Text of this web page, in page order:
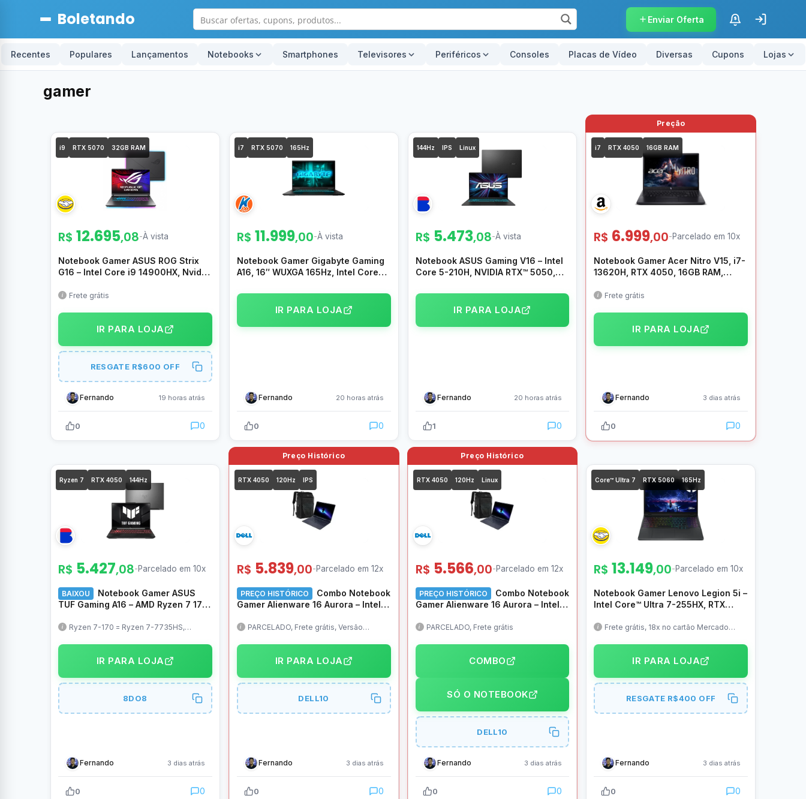
Boletando Enviar Oferta $
Recentes Populares Lançamentos Notebooks Smartphones Televisores Periféricos Consoles Placas de Vídeo Diversas Cupons Lojas
gamer
i9 RTX 5070 32GB RAM
R$ 12.695,08-À vista
Notebook Gamer ASUS ROG Strix
G16 – Intel Core i9 14900HX, Nvidia
SSD, WINDOWS 11 Home, Tela 16″
G615JPR-S5001W
Frete grátis
IR PARA LOJA
RESGATE R$600 OFF
Fernando 19 horas atrás
0 0
i7 RTX 5070 165Hz
R$ 11.999,00-À vista
Notebook Gamer Gigabyte Gaming
A16, 16″ WUXGA 165Hz, Intel Core
RTX 5070, W11 Home –
CWHI3US864SHIR PARA LOJA
Fernando 20 horas atrás
0 0
144Hz IPS Linux
R$ 5.473,08-À vista
Notebook ASUS Gaming V16 – Intel
Core 5-210H, NVIDIA RTX™ 5050,
nível IPS, Linux, Matte Black –
V3607VH-RP213IR PARA LOJA
Fernando 20 horas atrás
1 0
i7 RTX 4050 16GB RAM
R$ 6.999,00- Parcelado em 10x
Notebook Gamer Acer Nitro V15, i7-
13620H, RTX 4050, 16GB RAM,
300 nits, W11H – ANV15-52-77BG
Frete grátis
IR PARA LOJA
Fernando 3 dias atrás
0 0
Ryzen 7 RTX 4050 144Hz
R$ 5.427,08- Parcelado em 10x
BAIXOU
Notebook Gamer ASUS
TUF Gaming A16 – AMD Ryzen 7 170,
SSD Linux 16″ LED IPS FHD 144Hz –
Ryzen 7-170 = Ryzen 7-7735HS,
IR PARA LOJA
8DO8
Fernando 3 dias atrás
0 0
RTX 4050 120Hz IPS
R$ 5.839,00- Parcelado em 12x
PREÇO HISTÓRICO
Combo Notebook
Gamer Alienware 16 Aurora – Intel
5600MHz, 512GB SSD, 16″ 2,5K
7, Windows 11 –
BRPAC16250HBTOHZSB_X1 +
Mochila Dell Gaming 17″
PARCELADO, Frete grátis, Versão
IR PARA LOJA
DELL10
Fernando 3 dias atrás
0 0
RTX 4050 120Hz Linux
R$ 5.566,00- Parcelado em 12x
PREÇO HISTÓRICO
Combo Notebook
Gamer Alienware 16 Aurora – Intel
RTX 4050, 16″ QHD+ 120Hz 100%
BRPAC16250UBTOHZSB_X + Mochila
Dell Gaming 17″
PARCELADO, Frete grátis
COMBO
SÓ O NOTEBOOK
DELL10
Fernando 3 dias atrás
0 0
Core™ Ultra 7 RTX 5060 165Hz
R$ 13.149,00- Parcelado em 10x
Notebook Gamer Lenovo Legion 5i –
Intel Core™ Ultra 7-255HX, RTX
1TB SSD, 15.1″ OLED QHD+ 165Hz
83N20000BO
Frete grátis, 18x no cartão Mercado
IR PARA LOJA
RESGATE R$400 OFF
Fernando 3 dias atrás
0 0